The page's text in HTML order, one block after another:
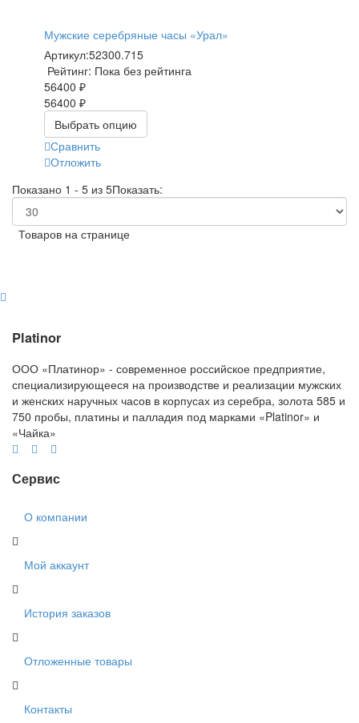
Мужские серебряные часы «Урал»
Артикул:52300.715
Рейтинг: Пока без рейтинга
56400 ₽
56400 ₽
Выбрать опцию
Сравнить
Отложить
Показано 1 - 5 из 5Показать:
Товаров на странице
Platinor
ООО «Платинор» - современное российское предприятие,
специализирующееся на производстве и реализации мужских
и женских наручных часов в корпусах из серебра, золота 585 и
750 пробы, платины и палладия под марками «Platinor» и
«Чайка»
Сервис
О компании
Мой аккаунт
История заказов
Отложенные товары
Контакты